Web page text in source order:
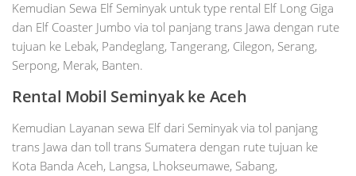
Kemudian Sewa Elf Seminyak untuk type rental Elf Long Giga
dan Elf Coaster Jumbo via tol panjang trans Jawa dengan rute
tujuan ke Lebak, Pandeglang, Tangerang, Cilegon, Serang,
Serpong, Merak, Banten.
Rental Mobil Seminyakke Aceh
Kemudian Layanan sewa Elf dari Seminyak via tol panjang
trans Jawa dan toll trans Sumatera dengan rute tujuan ke
Kota Banda Aceh, Langsa, Lhokseumawe, Sabang,